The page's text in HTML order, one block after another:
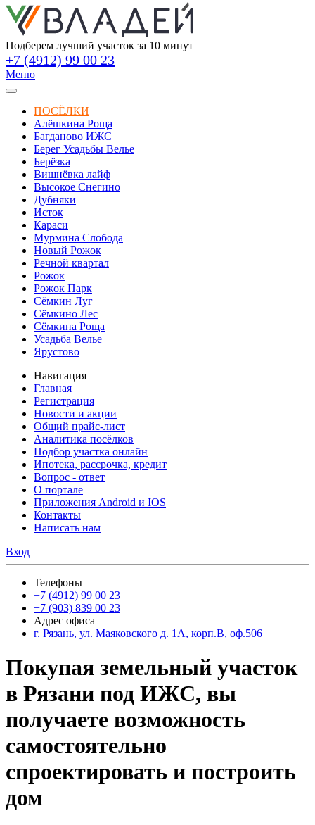
Подберем лучший участок за 10 минут
+7 (4912) 99 00 23
Меню
ПОСЁЛКИ
Алёшкина Роща
Багданово ИЖС
Берег Усадьбы Велье
Берёзка
Вишнёвка лайф
Высокое Снегино
Дубняки
Исток
Караси
Мурмина Слобода
Новый Рожок
Речной квартал
Рожок
Рожок Парк
Сёмкин Луг
Сёмкино Лес
Сёмкина Роща
Усадьба Велье
Ярустово
Навигация
Главная
Регистрация
Новости и акции
Общий прайс-лист
Аналитика посёлков
Подбор участка онлайн
Ипотека, рассрочка, кредит
Вопрос - ответ
О портале
Приложения Android и IOS
Контакты
Написать нам
Вход
Телефоны
+7 (4912) 99 00 23
+7 (903) 839 00 23
Адрес офиса
г. Рязань, ул. Маяковского д. 1А, корп.В, оф.506
Покупая земельный участок
в Рязани под ИЖС, вы
получаете возможность
самостоятельно
спроектировать и построить
дом